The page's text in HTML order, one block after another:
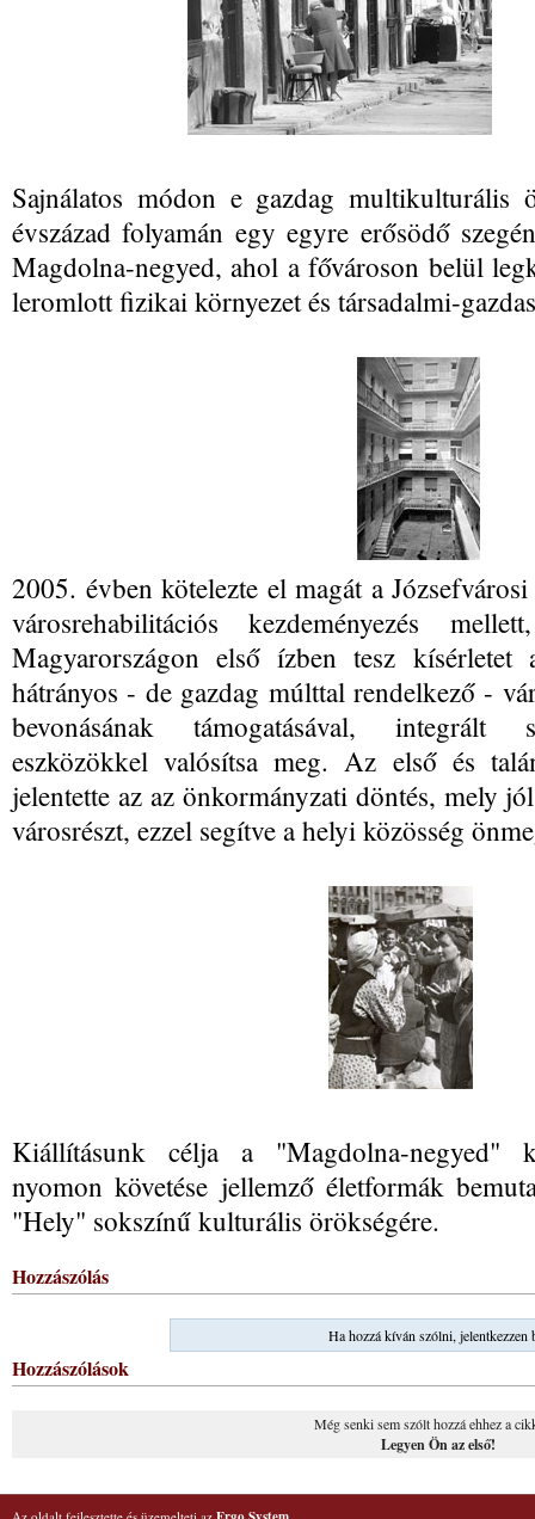
Sajnálatos módon e gazdag multikulturális
évszázad folyamán egy egyre erősödő
Magdolna-negyed, ahol a fővároson belül
leromlott fizikai környezet és társadalmi-
2005. évben kötelezte el magát a
városrehabilitációs kezdeményezés
Magyarországon első ízben tesz
hátrányos - de gazdag múlttal rendelkező -
bevonásának támogatásával, integrált
eszközökkel valósítsa meg. Az első és
jelentette az az önkormányzati döntés, mely
városrészt, ezzel segítve a helyi közösség
Kiállításunk célja a "Magdolna-negyed"
nyomon követése jellemző életformák
"Hely" sokszínű kulturális örökségére.
Hozzászólás
Ha hozzá kíván szólni, jelentkezzen
Hozzászólások
Még senki sem szólt hozzá ehhez a
Legyen Ön az első!